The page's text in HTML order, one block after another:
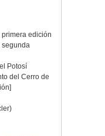
edición
segunda
Potosí
del Cerro de